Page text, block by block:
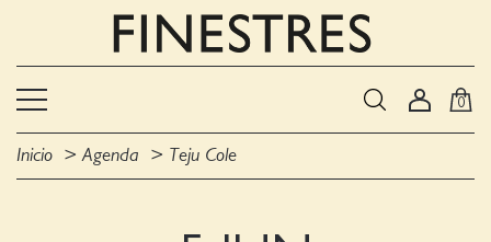
0
Inicio Agenda Teju Cole